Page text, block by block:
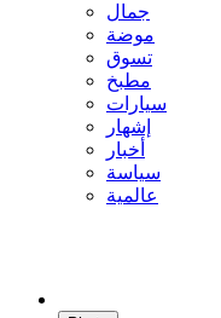
جمال
موضة
تسوق
مطبخ
سيارات
إشهار
أخبار
سياسة
عالمية